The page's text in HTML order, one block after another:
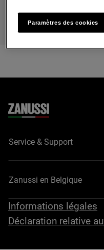
Service & Support
Zanussi en Belgique
Informations légales
Déclaration relative
Paramètres des cookies